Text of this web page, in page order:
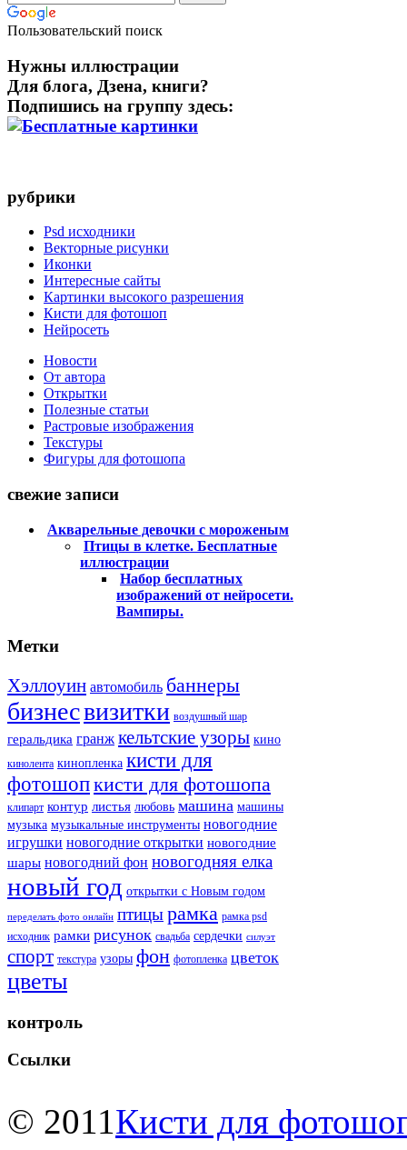
Пользовательский поиск
Нужны иллюстрации
Для блога, Дзена, книги?
Подпишись на группу здесь:
рубрики
Psd исходники
Векторные рисунки
Иконки
Интересные сайты
Картинки высокого разрешения
Кисти для фотошоп
Нейросеть
Новости
От автора
Открытки
Полезные статьи
Растровые изображения
Текстуры
Фигуры для фотошопа
свежие записи
Акварельные девочки с мороженым
Птицы в клетке. Бесплатные
иллюстрации
Набор бесплатных
изображений от нейросети.
Вампиры.
Метки
Хэллоуин автомобиль баннеры
бизнесвизитки воздушный шар
геральдика гранж кельтские узоры кино
кинолента кинопленка кисти для
фотошопкисти для фотошопа
клипарт контур листья любовь машина машины
музыка музыкальные инструменты новогодние
игрушки новогодние открытки новогодние
шары новогодний фон новогодняя елка
новый год открытки с Новым годом
переделать фото онлайн птицырамка рамка psd
исходник рамки рисунок свадьба сердечки силуэт
спорт текстура узоры фон фотопленка цветок
цветы
контроль
Ссылки
© 2011Кисти для